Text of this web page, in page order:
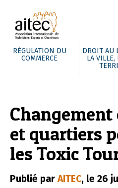
RÉGULATION DU
COMMERCE
DROIT AU
LA VILLE,
et quartiers
les Toxic
Publié parAITEC, le 26